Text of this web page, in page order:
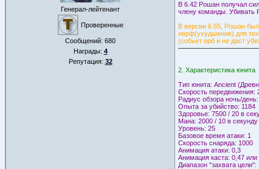
Генерал-лейтенант
Проверенные
Сообщений: 680
Награды: 4
Репутация: 32
В 6.42 Рошан получал
члену команды. Убивать
В версии 6.55, Рошан был
нерф(ухудшение) для
(собьет орб и не даст
2. Характеристика юнита
Тип юнита: Ancient
Скорость передвижения:
Радиус обзора ночь/
Опыта за убийство: 1184
Здоровье: 7500 / 20 в
Мана: 2000 / 10 в секунду
Уровень: 25
Базовое время атаки: 1
Скорость снаряда: 1000
Анимация атаки: 0,3
Анимация каста: 0,47 или
Диапазон "захвата цели":